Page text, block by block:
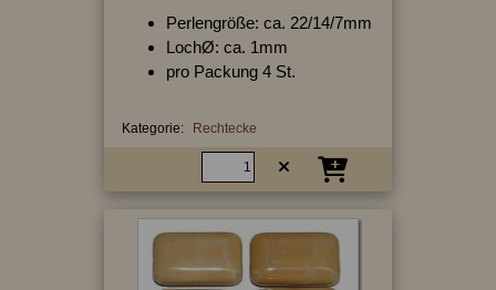
Perlengröße: ca. 22/14/7mm
LochØ: ca. 1mm
pro Packung 4 St.
Kategorie: Rechtecke